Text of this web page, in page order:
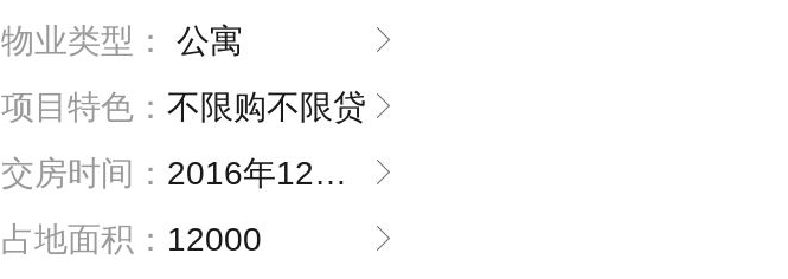
物业类型：
公寓
项目特色： 不限购不限贷
交房时间： 2016年12月30日
占地面积： 12000